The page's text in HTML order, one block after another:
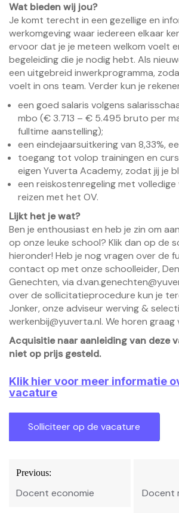
Wat bieden wij jou?
Je komt terecht in een gezellige en
werkomgeving waar iedereen elkaar
ervoor dat je je meteen welkom voelt
begeleiding die je nodig hebt. Als
een uitgebreid inwerkprogramma,
voelt in ons team. Verder kun je
een goed salaris volgens
mbo (€ 3.713 – € 5.495 bruto per
fulltime aanstelling);
een eindejaarsuitkering van 8,33%,
toegang tot volop trainingen en
eigen Yuverta Academy, zodat jij je
een reiskostenregeling met
reizen met het OV.
Lijkt het je wat?
Ben je enthousiast en heb je zin om
op onze leuke school? Klik dan op de
hieronder! Heb je nog vragen over de
contact op met onze schoolleider,
Genechten, via
over de sollicitatieprocedure kun je
Jonker, onze adviseur werving &
werkenbij@yuverta.nl. We horen graag
Acquisitie naar aanleiding van deze
niet op prijs gesteld.
Klik hier voor meer informatie
vacature
Bericht
navigatie
Previous:
Docent economie
Docent